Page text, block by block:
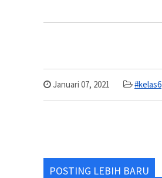
Januari 07, 2021 #kelas6
POSTING LEBIH BARU